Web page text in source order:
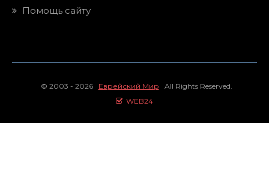
Помощь сайту
© 2003 - 2026 Еврейский Мир All Rights Reserved.
WEB24